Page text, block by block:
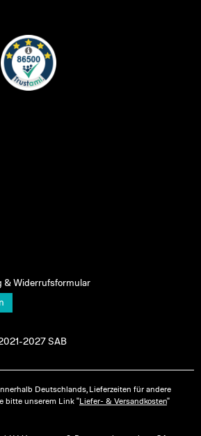
& Widerrufsformular
2027 SAB
Deutschlands, Lieferzeiten für andere
bitte unserem Link "Liefer- & Versandkosten"